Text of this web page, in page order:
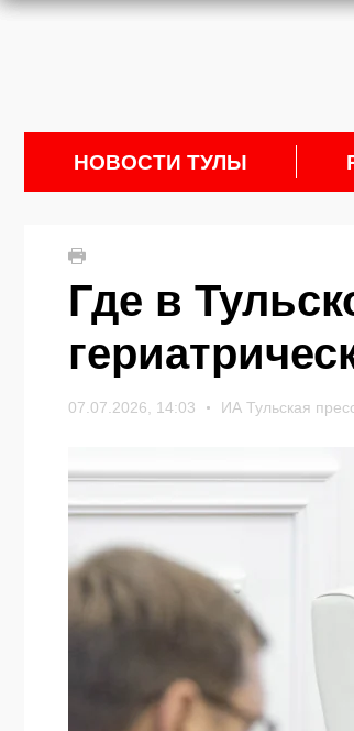
НОВОСТИ ТУЛЫ
Где в
07.07.2026, 14:03 ИА Тульская